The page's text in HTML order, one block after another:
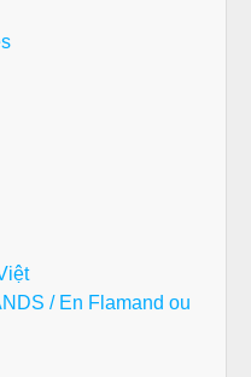
/ En Flamand ou